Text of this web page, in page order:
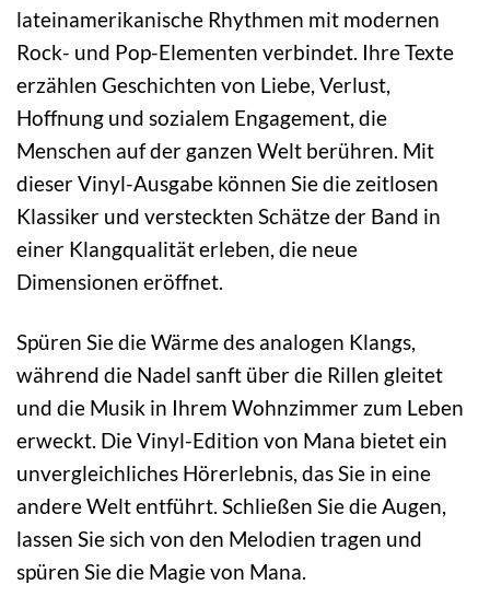
lateinamerikanische Rhythmen mit modernen
Rock- und Pop-Elementen verbindet. Ihre Texte
erzählen Geschichten von Liebe, Verlust,
Hoffnung und sozialem Engagement, die
Menschen auf der ganzen Welt berühren. Mit
dieser Vinyl-Ausgabe können Sie die zeitlosen
Klassiker und versteckten Schätze der Band in
einer Klangqualität erleben, die neue
Dimensionen eröffnet.
Spüren Sie die Wärme des analogen Klangs,
während die Nadel sanft über die Rillen gleitet
und die Musik in Ihrem Wohnzimmer zum Leben
erweckt. Die Vinyl-Edition von Mana bietet ein
unvergleichliches Hörerlebnis, das Sie in eine
andere Welt entführt. Schließen Sie die Augen,
lassen Sie sich von den Melodien tragen und
spüren Sie die Magie von Mana.